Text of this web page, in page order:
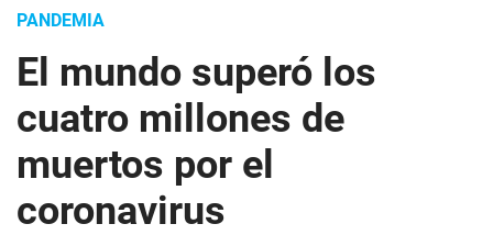
PANDEMIA
El mundo superó los
cuatro millones de
muertos por el
coronavirus